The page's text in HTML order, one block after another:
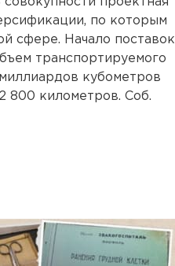
по которым
сфере. Начало поставок
транспортируемого
кубометров
800 километров. Соб.